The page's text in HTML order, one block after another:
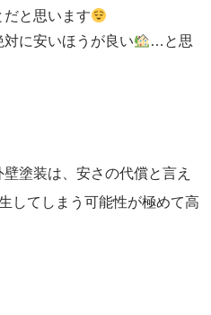
だと思います
に安いほうが良い
…と思
塗装は、安さの代償と言え
してしまう可能性が極めて高